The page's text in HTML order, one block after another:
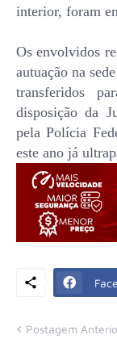
interior, foram
Os envolvidos
autuação na
transferidos
disposição da
pela Polícia
este ano já
Postagem